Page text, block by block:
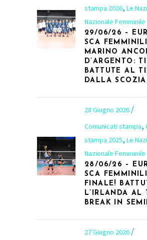
stampa 2026, Le
Nazionale Femminile
29/06/26 –
SCA
MARINO
D’ARGENTO:
BATTUTE AL
DALLA SCOZIA
28 Giugno 2026
Comunicati stampa,
stampa 2025, Le
Nazionale Femminile
28/06/26 –
SCA
FINALE!
L’IRLANDA AL
BREAK IN
27 Giugno 2026